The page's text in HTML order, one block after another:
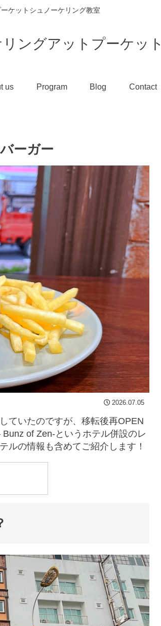
ーケットシュノーケリング教室
ングアットプーケット
us Program Blog Contact
ーガー
2026.07.05
ていたのですが、移転後再OPEN
of Zen-というホテル併設のレ
ルの情報も含めてご紹介します！